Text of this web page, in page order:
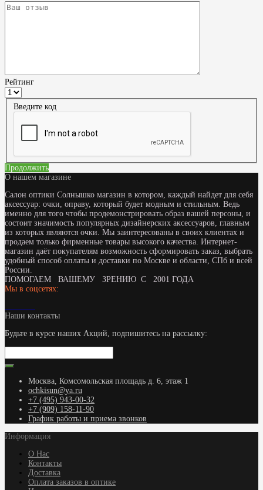
Рейтинг
Введите код
Продолжить
О нашем магазине
Салон оптики Солнышко магазин в котором, каждый найдет для себя
аксессуар: очки, оправу, который будет модным и стильным. Ведь
именно для того чтобы продемонстрировать образ вашей персоны, и
состоит значимость популярных дизайнерских аксессуаров, главным
из которых являются очки. Мы заинтересованы в своих клиентах и
продаем только фирменные товары высокого качества. Интернет-
магазин даёт покупателям возможность сформировать заказ, выбрать
удобный способ оплаты и доставки по Москве и области, СПб и всей
России.
ПОМОГАЕМ ВАШЕМУ ЗРЕНИЮ С 2001 ГОДА
Мы в соцсетях:
Наши контакты
Будьте в курсе наших Акций, подпишитесь на рассылку:
Москва, Комсомольская площадь д. 6, этаж 1
ochkisun@ya.ru
+7 (495) 943-00-32
+7 (909) 158-11-90
График работы и приема звонков
Информация
О Нас
Контакты
Доставка
Оплата заказов в оптике